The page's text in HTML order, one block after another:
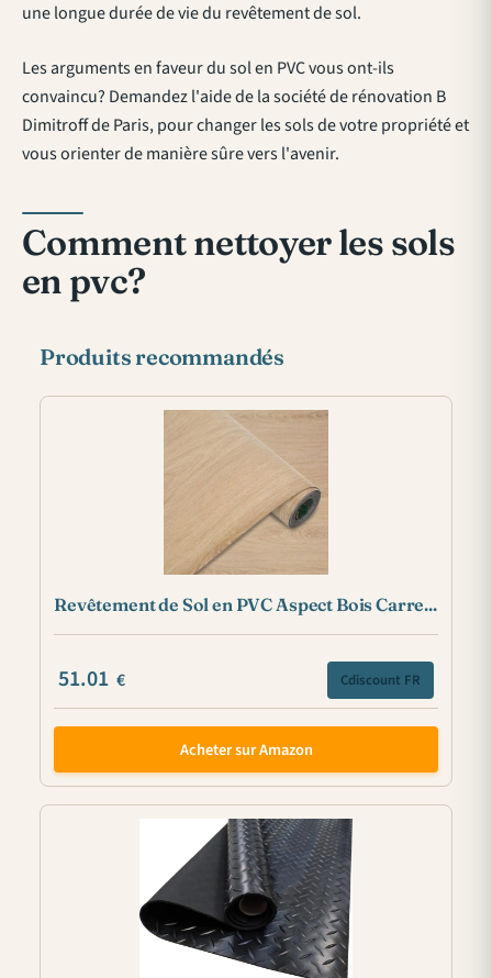
une longue durée de vie du revêtement de sol.
Les arguments en faveur du sol en PVC vous ont-ils
convaincu? Demandez l'aide de la société de rénovation B
Dimitroff de Paris, pour changer les sols de votre propriété et
vous orienter de manière sûre vers l'avenir.
Comment nettoyer les sols
en pvc?
Produits recommandés
Revêtement de Sol en PVC Aspect Bois Carre...
51.01 € Cdiscount FR
Acheter sur Amazon